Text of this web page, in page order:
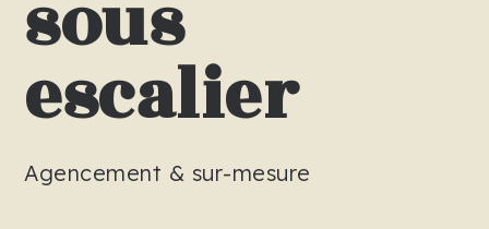
sous
escalier
Agencement & sur-mesure